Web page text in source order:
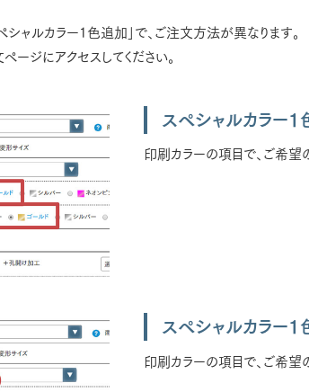
シャルカラー1色追加」で、ご注文方法が異なります。
ージにアクセスしてください。
スペシャルカラー1
印刷カラーの項目で、ご希望
スペシャルカラー1
印刷カラーの項目で、ご希望